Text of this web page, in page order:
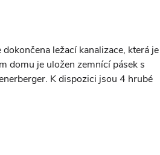
ležací kanalizace, která je
domu je uložen zemnící pásek s
K dispozici jsou 4 hrubé